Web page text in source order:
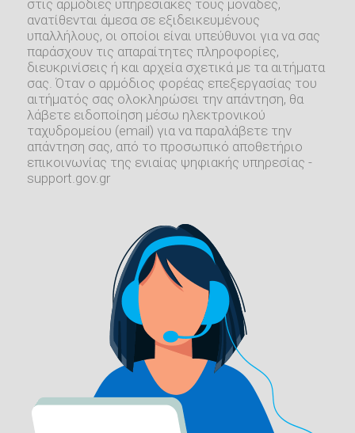
στις αρμόδιες υπηρεσιακές τους μονάδες,
ανατίθενται άμεσα σε εξιδεικευμένους
υπαλλήλους, οι οποίοι είναι υπεύθυνοι για να σας
παράσχουν τις απαραίτητες πληροφορίες,
διευκρινίσεις ή και αρχεία σχετικά με τα αιτήματα
σας. Όταν ο αρμόδιος φορέας επεξεργασίας του
αιτήματός σας ολοκληρώσει την απάντηση, θα
λάβετε ειδοποίηση μέσω ηλεκτρονικού
ταχυδρομείου (email) για να παραλάβετε την
απάντηση σας, από το προσωπικό αποθετήριο
επικοινωνίας της ενιαίας ψηφιακής υπηρεσίας -
support.gov.gr